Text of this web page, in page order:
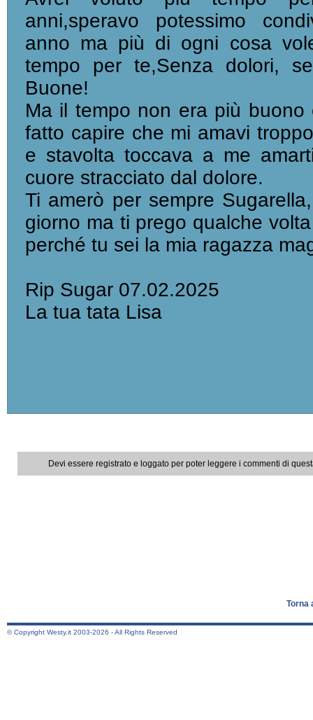
anni,speravo potessimo
anno ma più di ogni cosa
tempo per te,Senza dolori,
Buone!
Ma il tempo non era più
fatto capire che mi amavi
e stavolta toccava a me
cuore stracciato dal dolore.
Ti amerò per sempre
giorno ma ti prego qualche
perché tu sei la mia ragazza
Rip Sugar 07.02.2025
La tua tata Lisa
Devi essere registrato e loggato per poter leggere i commenti di
Torna
© Copyright Westy.it 2003-2026 - All Rights Reserved